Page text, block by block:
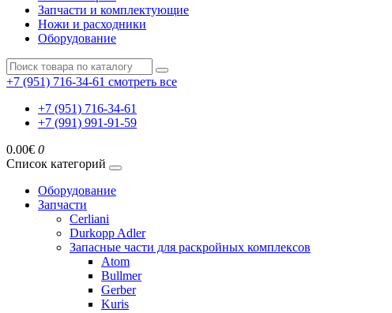
Запчасти и комплектующие
Ножи и расходники
Оборудование
+7 (951) 716-34-61 смотреть все
+7 (951) 716-34-61
+7 (991) 991-91-59
0.00€ 0
Список категорий
Оборудование
Запчасти
Cerliani
Durkopp Adler
Запасные части для раскройных комплексов
Atom
Bullmer
Gerber
Kuris